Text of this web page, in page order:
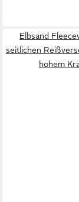
Elbsand
seitlichen
hohem